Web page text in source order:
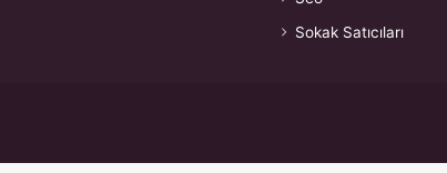
Sokak Satıcıları